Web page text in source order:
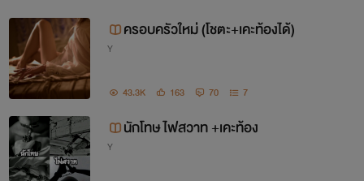
ครอบครัวใหม่ (โชตะ+เคะท้องได้)
Y
43.3K 163 70 7
นักโทษ ไฟสวาท +เคะท้อง
Y